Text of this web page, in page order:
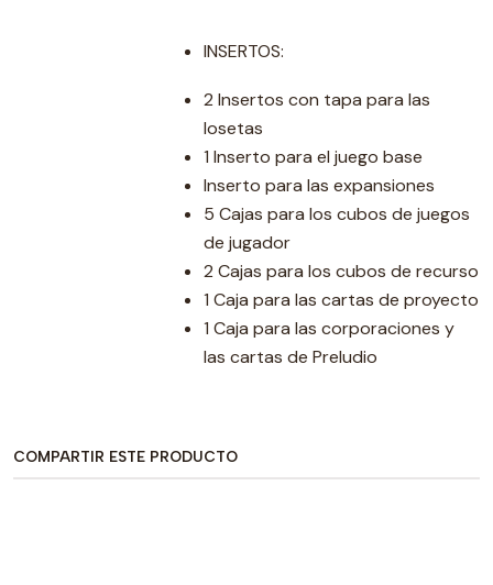
INSERTOS:
2 Insertos con tapa para las
losetas
1 Inserto para el juego base
Inserto para las expansiones
5 Cajas para los cubos de juegos
de jugador
2 Cajas para los cubos de recurso
1 Caja para las cartas de proyecto
1 Caja para las corporaciones y
las cartas de Preludio
COMPARTIR ESTE PRODUCTO